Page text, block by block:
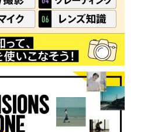
お答えいたしかねます。
プログラムに関連して発生した、利用者または
ならびにNikonは故意または重過失の無い限
のとします。
い合わせは
または上記お問い合わせ窓口